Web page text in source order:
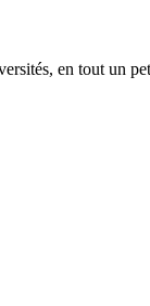
en tout un